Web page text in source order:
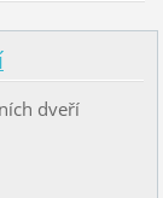
dveří